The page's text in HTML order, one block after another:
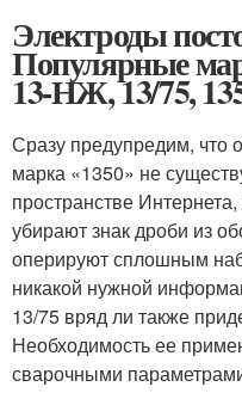
Электроды
Популярные
13-НЖ, 13/75,
Сразу предупредим, что
марка «1350» не
пространстве
убирают знак дроби из
оперируют сплошным
никакой нужной
13/75 вряд ли также
Необходимость ее
сварочными